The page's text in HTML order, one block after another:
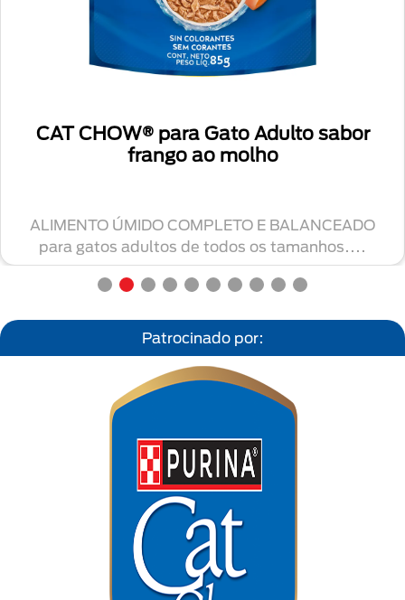
CAT CHOW® para Gato Adulto sabor
frango ao molho
ALIMENTO ÚMIDO COMPLETO E BALANCEADO
para gatos adultos de todos os tamanhos....
Patrocinado por: